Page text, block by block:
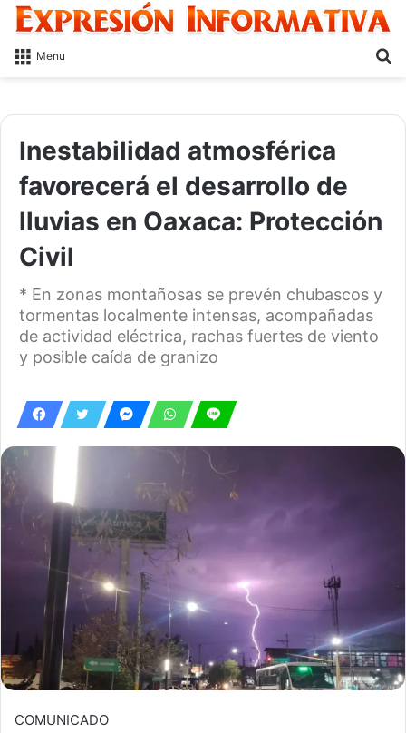
Menu
Inestabilidad atmosférica
favorecerá el desarrollo de
lluvias en Oaxaca: Protección
Civil
* En zonas montañosas se prevén chubascos y
tormentas localmente intensas, acompañadas
de actividad eléctrica, rachas fuertes de viento
y posible caída de granizo
COMUNICADO